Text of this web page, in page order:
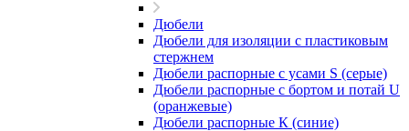
Дюбели
Дюбели для изоляции с пластиковым
стержнем
Дюбели распорные с усами S (серые)
Дюбели распорные c бортом и потай U
(оранжевые)
Дюбели распорные К (синие)